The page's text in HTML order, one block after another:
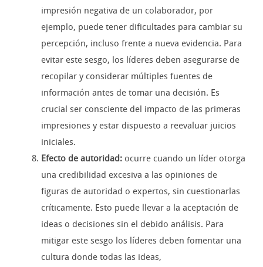
impresión negativa de un colaborador, por
ejemplo, puede tener dificultades para cambiar su
percepción, incluso frente a nueva evidencia. Para
evitar este sesgo, los líderes deben asegurarse de
recopilar y considerar múltiples fuentes de
información antes de tomar una decisión. Es
crucial ser consciente del impacto de las primeras
impresiones y estar dispuesto a reevaluar juicios
iniciales.
Efecto de autoridad: ocurre cuando un líder otorga
una credibilidad excesiva a las opiniones de
figuras de autoridad o expertos, sin cuestionarlas
críticamente. Esto puede llevar a la aceptación de
ideas o decisiones sin el debido análisis. Para
mitigar este sesgo los líderes deben fomentar una
cultura donde todas las ideas,